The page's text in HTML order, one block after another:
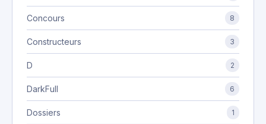
Concours 8
Constructeurs 3
D 2
DarkFull 6
Dossiers 1